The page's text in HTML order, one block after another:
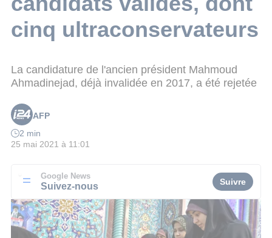
cinq ultraconservateurs
La candidature de l'ancien président Mahmoud
Ahmadinejad, déjà invalidée en 2017, a été rejetée
AFP
2 min
25 mai 2021 à 11:01
Google News
Suivez-nous Suivre